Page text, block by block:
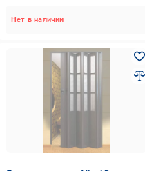
Нет в наличии